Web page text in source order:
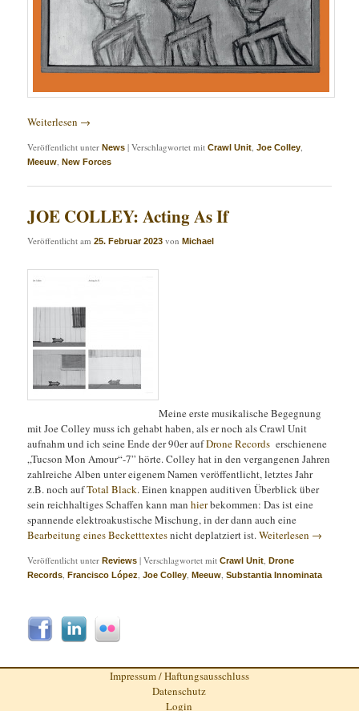
Weiterlesen →
Veröffentlicht unter News |Verschlagwortet mit Crawl Unit,Joe Colley,
Meeuw,New Forces
JOE COLLEY: Acting As If
Veröffentlicht am25. Februar 2023 vonMichael
Meine erste musikalische Begegnung
mit Joe Colley muss ich gehabt haben, als er noch als Crawl Unit
aufnahm und ich seine Ende der 90er aufDrone Records erschienene
„Tucson Mon Amour“-7” hörte. Colley hat in den vergangenen Jahren
zahlreiche Alben unter eigenem Namen veröffentlicht, letztes Jahr
z.B. noch aufTotal Black. Einen knappen auditiven Überblick über
sein reichhaltiges Schaffen kann man hierbekommen: Das ist eine
spannende elektroakustische Mischung, in der dann auch eine
Bearbeitung eines Becketttextesnicht deplatziert ist.Weiterlesen →
Veröffentlicht unter Reviews |Verschlagwortet mit Crawl Unit,Drone
Records,Francisco López,Joe Colley,Meeuw,Substantia Innominata
Impressum / Haftungsausschluss
Datenschutz
Login